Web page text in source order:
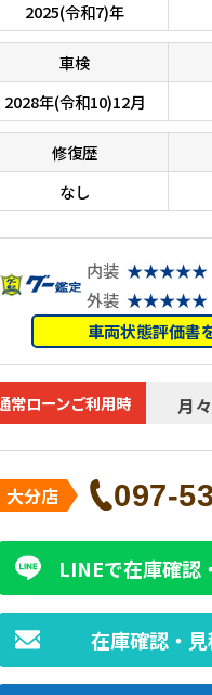
2025(令和7)年
車検
2028年(令和10)12月
修復歴
なし
内装 ★★★★★
外装 ★★★★★
車両状態評価書
常ローンご利用時 月々
大分店 097-
LINEで在庫確認
在庫確認・